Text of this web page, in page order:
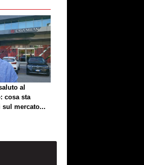
al
cosa sta
mercato...